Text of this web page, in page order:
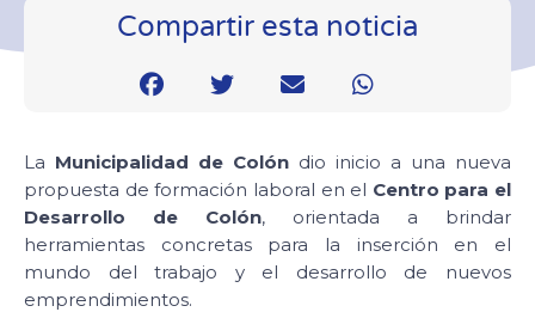
Compartir esta noticia
La Municipalidad de Colón dio inicio a una nueva
propuesta de formación laboral en el Centro para el
Desarrollo de Colón, orientada a brindar
herramientas concretas para la inserción en el
mundo del trabajo y el desarrollo de nuevos
emprendimientos.